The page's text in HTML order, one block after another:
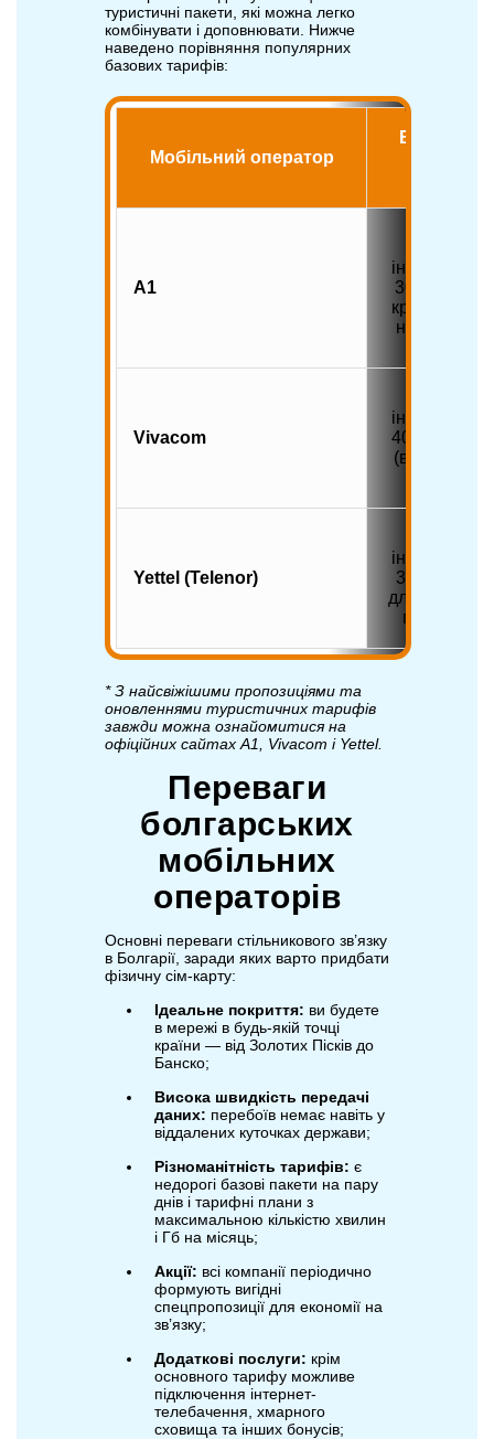
туристичні пакети, які можна легко
комбінувати і доповнювати. Нижче
наведено порівняння популярних
базових тарифів:
Мобільний оператор
Базовий
A1
інтернету +
30 хв (у 50
країн світу)
на 10 днів
Vivacom
інтернету +
400 хвилин
(всередині
Yettel (Telenor)
інтернета +
30 хвилин
для дзвінків
по країні
* З найсвіжішими пропозиціями та
оновленнями туристичних тарифів
завжди можна ознайомитися на
офіційних сайтах A1, Vivacom і Yettel.
Переваги
болгарських
мобільних
операторів
Основні переваги стільникового зв’язку
в Болгарії, заради яких варто придбати
фізичну сім-карту:
Ідеальне покриття: ви будете
в мережі в будь-якій точці
країни — від Золотих Пісків до
Банско;
Висока швидкість передачі
даних: перебоїв немає навіть у
віддалених куточках держави;
Різноманітність тарифів: є
недорогі базові пакети на пару
днів і тарифні плани з
максимальною кількістю хвилин
і Гб на місяць;
Акції: всі компанії періодично
формують вигідні
спецпропозиції для економії на
зв’язку;
Додаткові послуги: крім
основного тарифу можливе
підключення інтернет-
телебачення, хмарного
сховища та інших бонусів;